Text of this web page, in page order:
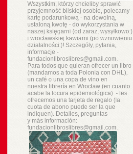
Wszystkim, którzy chcieliby sprawić
przyjemność bliskiej osobie, polecamy
kartę podarunkową - na dowolną,
ustaloną kwotę - do wykorzystania w
naszej księgarni (od zaraz, wysyłkowo:)
i wrocławskiej kawiarni (po wznowieniu
działalności:)! Szczegóły, pytania,
informacje -
fundacionlibroslibres@gmail.com.
Para todos que quieran ofrecer un libro
(mandamos a toda Polonia con DHL),
un café o una copa de vino en
nuestra libreríaen Wrocław (en cuanto
acabe la locura epidemiológica) - les
ofrecemos una tarjeta de regalo (la
cuota de abono puede ser la que
indiquen). Detalles, preguntas
y másinformación:
fundacionlibroslibres@gmail.com.